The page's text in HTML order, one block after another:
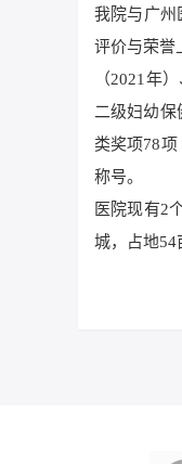
我院与广州
评价与荣誉
（2021年
二级妇幼
类奖项78
称号。
医院现有2
城，占地54